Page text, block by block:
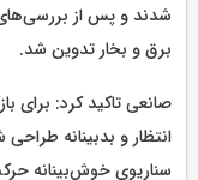
شدند و پس از بررسی‌های
برق و بخار تدوین شد.
صانعی تاکید کرد: برای
انتظار و بدبینانه
سناریوی خوش‌بینانه